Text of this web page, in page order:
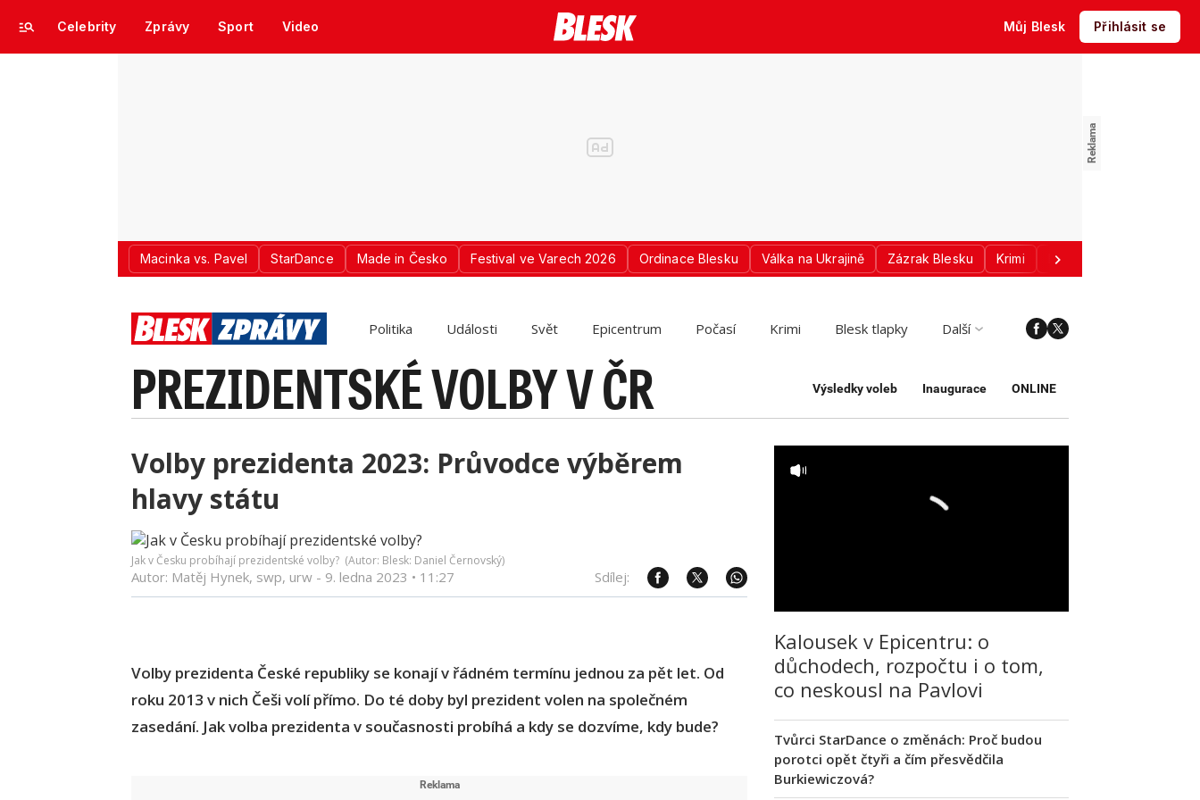
Celebrity Zprávy Sport Video Můj Blesk Přihlásit se
Macinka vs. Pavel StarDance Made in Česko Festival ve Varech 2026 Ordinace Blesku Válka na Ukrajině Zázrak Blesku Krimi Donald Trump
Politika Události Svět Epicentrum Počasí Krimi Blesk tlapky Další
PREZIDENTSKÉ VOLBY V ČR Výsledky voleb Inaugurace ONLINE
Volby prezidenta 2023: Průvodce výběrem
hlavy státu
Jak v Česku probíhají prezidentské volby? (Autor: Blesk: Daniel Černovský)
Autor: Matěj Hynek, swp, urw - 9. ledna 2023 • 11:27 Sdílej:
Volby prezidenta České republiky se konají v řádném termínu jednou za pět let. Od
roku 2013 v nich Češi volí přímo. Do té doby byl prezident volen na společném
zasedání. Jak volba prezidenta v současnosti probíhá a kdy se dozvíme, kdy bude?
Kalousek v Epicentru: o
důchodech, rozpočtu i o tom,
co neskousl na Pavlovi
Tvůrci StarDance o změnách: Proč budou
porotci opět čtyři a čím přesvědčila
Burkiewiczová?